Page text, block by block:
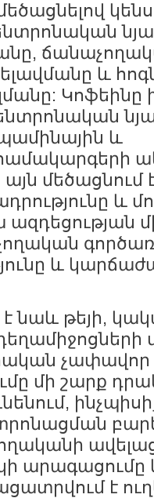
և
Կոֆեինը
և
մեծացնում
և
ազդեցության
և
նաև թեյի,
չափավոր
մի շարք
արագացումը
է